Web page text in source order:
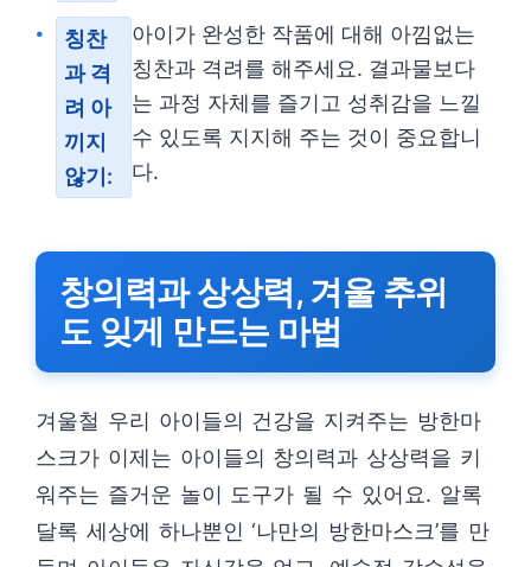
칭찬
과 격
려 아
끼지
않기:
아이가 완성한 작품에 대해 아낌없는
칭찬과 격려를 해주세요. 결과물보다
는 과정 자체를 즐기고 성취감을 느낄
수 있도록 지지해 주는 것이 중요합니
다.
창의력과 상상력, 겨울 추위
도 잊게 만드는 마법
겨울철 우리 아이들의 건강을 지켜주는 방한마
스크가 이제는 아이들의 창의력과 상상력을 키
워주는 즐거운 놀이 도구가 될 수 있어요. 알록
달록 세상에 하나뿐인 ‘나만의 방한마스크’를 만